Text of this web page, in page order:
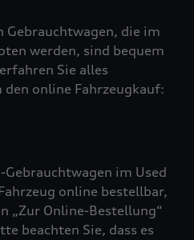
Gebrauchtwagen, die im
werden, sind bequem
Sie alles
online Fahrzeugkauf:
Gebrauchtwagen im Used
online bestellbar,
„Zur Online-Bestellung“
beachten Sie, dass es